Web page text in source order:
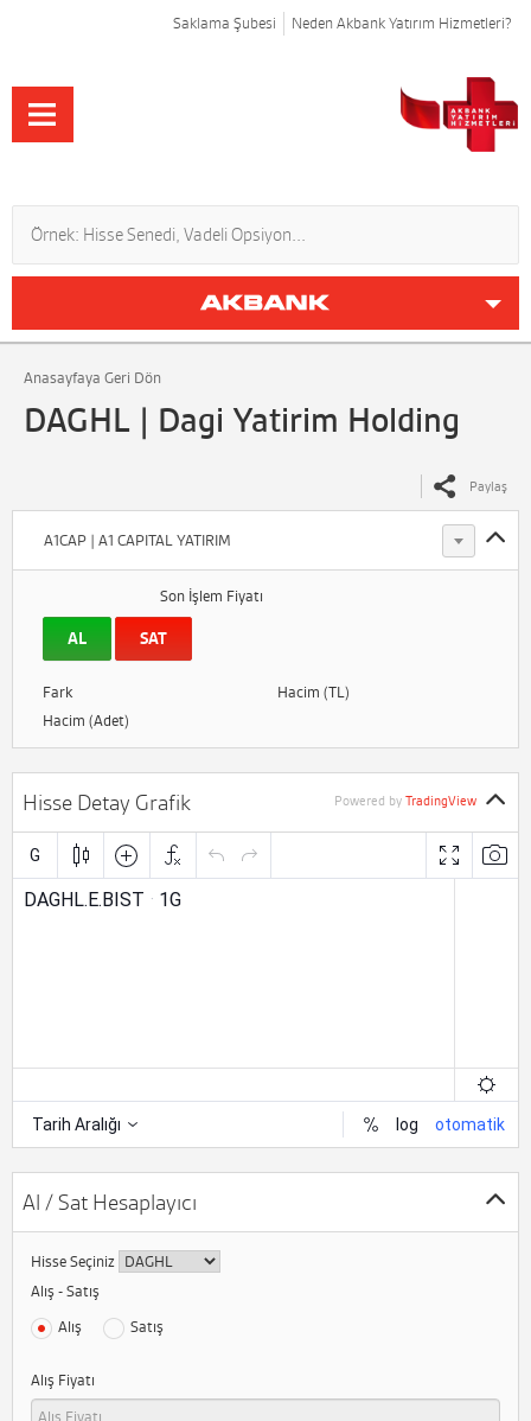
Saklama Şubesi Neden Akbank Yatırım Hizmetleri?
Anasayfaya Geri Dön
DAGHL | Dagi Yatirim Holding
Paylaş
A1CAP | A1 CAPITAL YATIRIM
Son İşlem Fiyatı
AL SAT
Fark
Hacim (TL)
Hacim (Adet)
Hisse Detay Grafik Powered by TradingView
Al / Sat Hesaplayıcı
Hisse Seçiniz
Alış - Satış
Alış
Satış
Alış Fiyatı